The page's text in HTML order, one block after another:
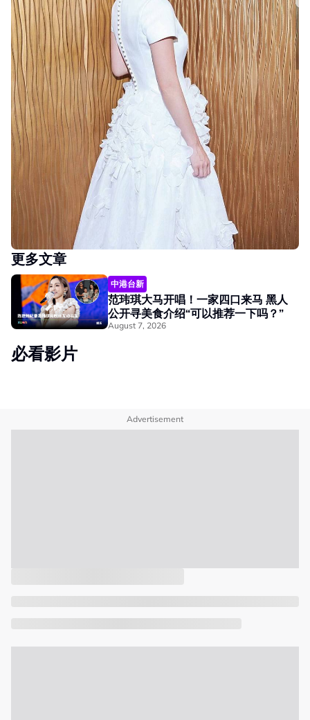
更多文章
中港台新
范玮琪大马开唱！一家四口来马 黑人
公开寻美食介绍“可以推荐一下吗？”
August 7, 2026
必看影片
Advertisement